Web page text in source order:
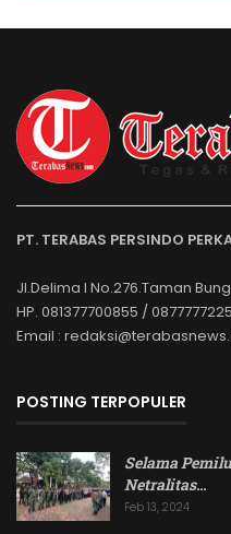
PT. TERABAS PERSINDO
Jl.Delima I No.276.Taman
HP. 081377700855 /
Email :
POSTING TERPOPULER
Selama
Netralitas…
Feb 13, 2024